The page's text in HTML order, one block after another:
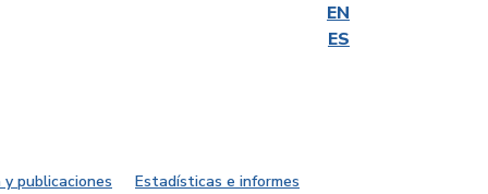
EN
ES
publicaciones Estadísticas e informes